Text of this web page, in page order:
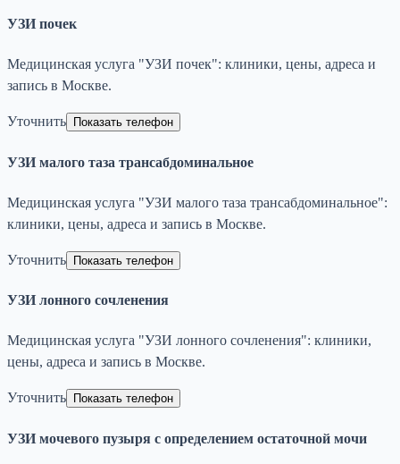
УЗИ почек
Медицинская услуга "УЗИ почек": клиники, цены, адреса и
запись в Москве.
Уточнить Показать телефон
УЗИ малого таза трансабдоминальное
Медицинская услуга "УЗИ малого таза трансабдоминальное":
клиники, цены, адреса и запись в Москве.
Уточнить Показать телефон
УЗИ лонного сочленения
Медицинская услуга "УЗИ лонного сочленения": клиники,
цены, адреса и запись в Москве.
Уточнить Показать телефон
УЗИ мочевого пузыря с определением остаточной мочи